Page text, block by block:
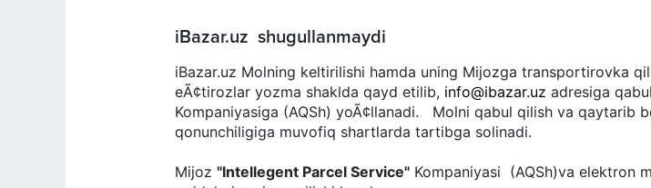
iBazar.uz shugullanmaydi
iBazar.uz Molning keltirilishi hamda uning Mijozga transportirovka
eÃ¢tirozlar yozma shaklda qayd etilib, info@ibazar.uz adresiga
Kompaniyasiga (AQSh) yoÃ¢llanadi. Molni qabul qilish va qaytarib
qonunchiligiga muvofiq shartlarda tartibga solinadi.
Mijoz "Intellegent Parcel Service" Kompaniyasi (AQSh)va elektron